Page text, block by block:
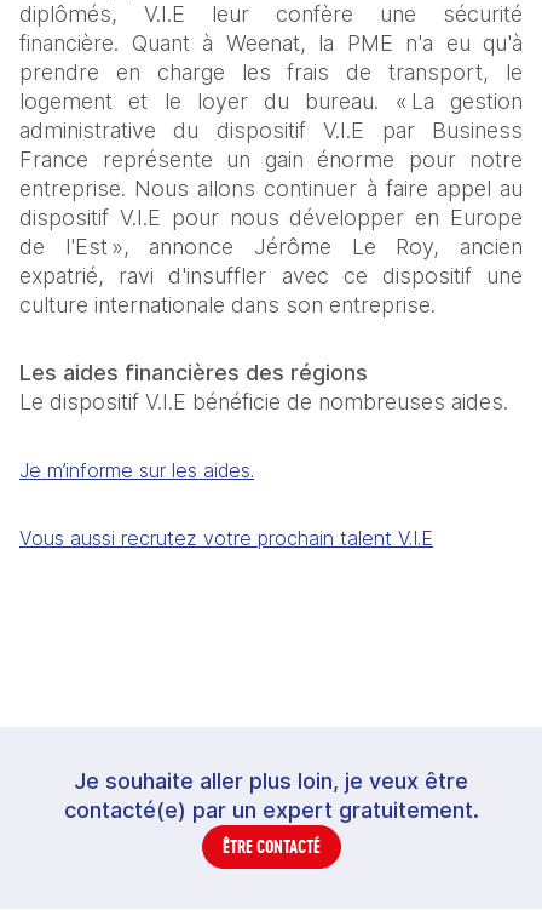
diplômés, V.I.E leur confère une sécurité
financière. Quant à Weenat, la PME n'a eu qu'à
prendre en charge les frais de transport, le
logement et le loyer du bureau. « La gestion
administrative du dispositif V.I.E par Business
France représente un gain énorme pour notre
entreprise. Nous allons continuer à faire appel au
dispositif V.I.E pour nous développer en Europe
de l'Est », annonce Jérôme Le Roy, ancien
expatrié, ravi d'insuffler avec ce dispositif une
culture internationale dans son entreprise.
Les aides financières des régions
Le dispositif V.I.E bénéficie de nombreuses aides.
Je m’informe sur les aides.
Vous aussi recrutez votre prochain talent V.I.E
Je souhaite aller plus loin, je veux être
contacté(e) par un expert gratuitement.
ÊTRE CONTACTÉ